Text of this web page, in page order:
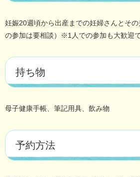
妊娠20週頃から出産までの妊婦さんとそ
の参加は要相談）※1人での参加も大歓迎で
持ち物
母子健康手帳、筆記用具、飲み物
予約方法